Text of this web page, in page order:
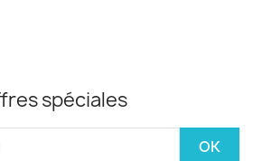
spéciales